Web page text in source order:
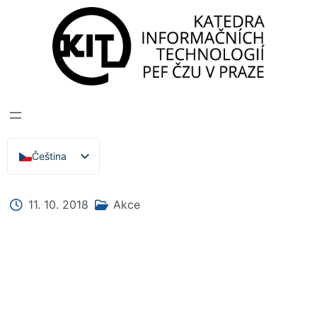
Čeština
English
informačních technologií
Zprávy, Akce,
CISCO CCNA 1-CZ
11. 10. 2018 Akce